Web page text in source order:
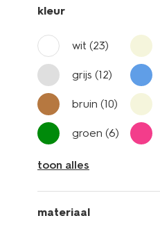
kleur
wit (23)
grijs (12)
bruin (10)
groen (6)
toon alles
materiaal